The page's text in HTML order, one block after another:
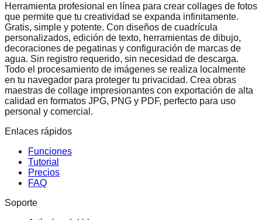
Herramienta profesional en línea para crear collages de fotos
que permite que tu creatividad se expanda infinitamente.
Gratis, simple y potente. Con diseños de cuadrícula
personalizados, edición de texto, herramientas de dibujo,
decoraciones de pegatinas y configuración de marcas de
agua. Sin registro requerido, sin necesidad de descarga.
Todo el procesamiento de imágenes se realiza localmente
en tu navegador para proteger tu privacidad. Crea obras
maestras de collage impresionantes con exportación de alta
calidad en formatos JPG, PNG y PDF, perfecto para uso
personal y comercial.
Enlaces rápidos
Funciones
Tutorial
Precios
FAQ
Soporte